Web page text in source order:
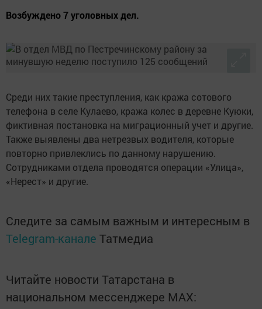
Возбуждено 7 уголовных дел.
Среди них такие преступления, как кража сотового
телефона в селе Кулаево, кража колес в деревне Куюки,
фиктивная постановка на миграционный учет и другие.
Также выявлены два нетрезвых водителя, которые
повторно привлеклись по данному нарушению.
Сотрудниками отдела проводятся операции «Улица»,
«Нерест» и другие.
Следите за самым важным и интересным в
Telegram-канале Татмедиа
Читайте новости Татарстана в
национальном мессенджере MАХ: